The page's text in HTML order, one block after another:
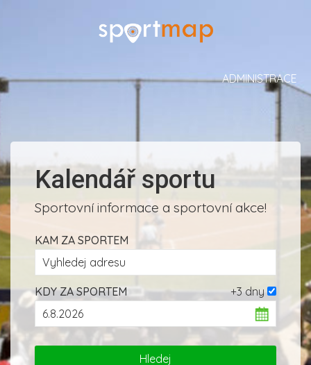
ADMINISTRACE
Kalendář sportu
Sportovní informace a sportovní akce!
KAM ZA SPORTEM
+3 dny
KDY ZA SPORTEM